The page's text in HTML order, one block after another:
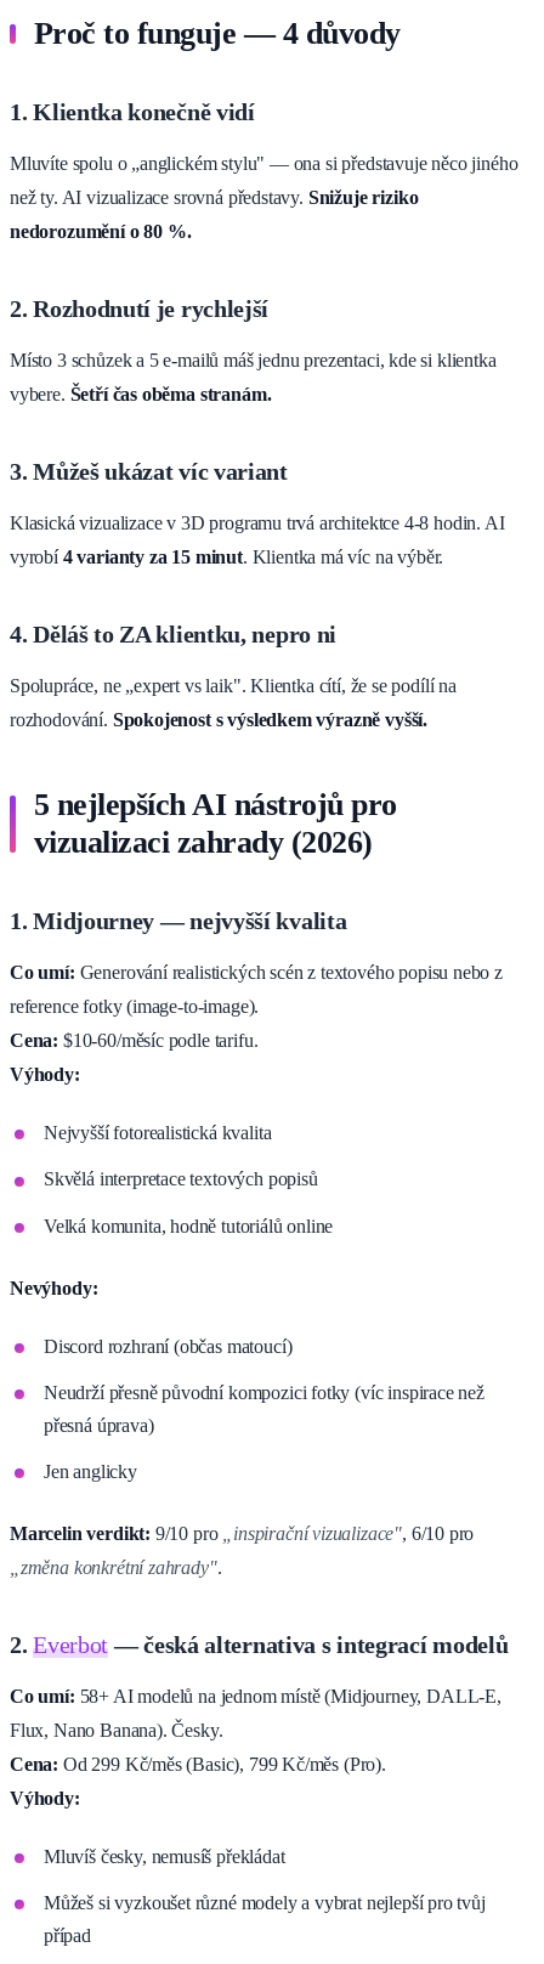
Proč to funguje — 4 důvody
1. Klientka konečně vidí
Mluvíte spolu o „anglickém stylu" — ona si představuje něco jiného
než ty. AI vizualizace srovná představy. Snižuje riziko
nedorozumění o 80 %.
2. Rozhodnutí je rychlejší
Místo 3 schůzek a 5 e-mailů máš jednu prezentaci, kde si klientka
vybere. Šetří čas oběma stranám.
3. Můžeš ukázat víc variant
Klasická vizualizace v 3D programu trvá architektce 4-8 hodin. AI
vyrobí4 varianty za 15 minut. Klientka má víc na výběr.
4. Děláš to ZA klientku, nepro ni
Spolupráce, ne „expert vs laik". Klientka cítí, že se podílí na
rozhodování. Spokojenost s výsledkem výrazně vyšší.
5 nejlepších AI nástrojů pro
vizualizaci zahrady (2026)
1. Midjourney — nejvyšší kvalita
Co umí: Generování realistických scén z textového popisu nebo z
reference fotky (image-to-image).
Cena: $10-60/měsíc podle tarifu.
Výhody:
Nejvyšší fotorealistická kvalita
Skvělá interpretace textových popisů
Velká komunita, hodně tutoriálů online
Nevýhody:
Discord rozhraní (občas matoucí)
Neudrží přesně původní kompozici fotky (víc inspirace než
přesná úprava)
Jen anglicky
Marcelin verdikt: 9/10 pro „inspirační vizualizace", 6/10 pro
„změna konkrétní zahrady".
2.Everbot— česká alternativa s integrací modelů
Co umí: 58+ AI modelů na jednom místě (Midjourney, DALL-E,
Flux, Nano Banana). Česky.
Cena: Od 299 Kč/měs (Basic), 799 Kč/měs (Pro).
Výhody:
Mluvíš česky, nemusíš překládat
Můžeš si vyzkoušet různé modely a vybrat nejlepší pro tvůj
případ